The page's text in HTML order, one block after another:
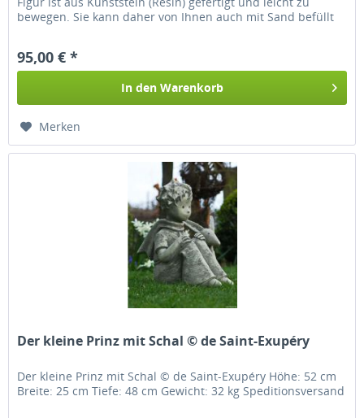
bewegen. Sie kann daher von Ihnen auch mit Sand befüllt
95,00 € *
In den Warenkorb
Merken
Der kleine Prinz mit Schal © de Saint-Exupéry
Der kleine Prinz mit Schal © de Saint-Exupéry Höhe: 52 cm
Breite: 25 cm Tiefe: 48 cm Gewicht: 32 kg Speditionsversand